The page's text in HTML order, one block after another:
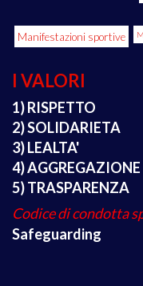
Manifestazioni sportive
I VALORI
1) RISPETTO
2) SOLIDARIETA
3) LEALTA'
4) AGGREGAZIONE
5) TRASPARENZA
Codice di condotta
Safeguarding